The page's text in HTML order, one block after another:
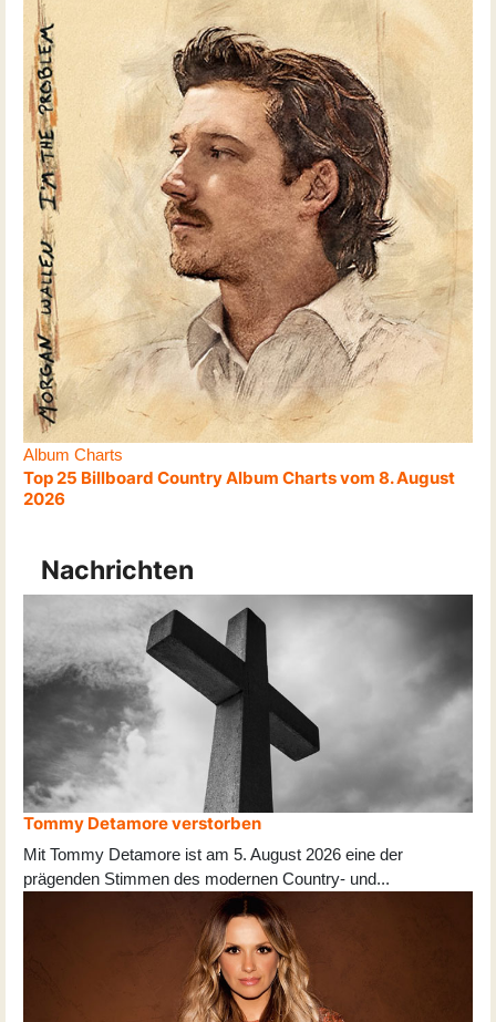
Album Charts
Top 25 Billboard Country Album Charts vom 8. August
2026
Nachrichten
Tommy Detamore verstorben
Mit Tommy Detamore ist am 5. August 2026 eine der
prägenden Stimmen des modernen Country- und...